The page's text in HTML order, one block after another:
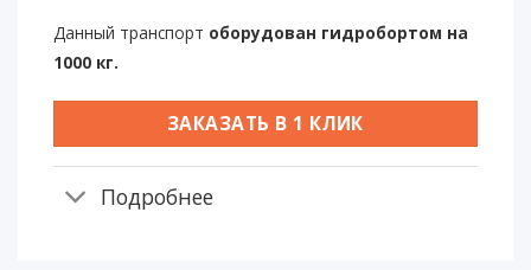
Данный транспорт оборудован гидробортом на
1000 кг.
ЗАКАЗАТЬ В 1 КЛИК
Подробнее